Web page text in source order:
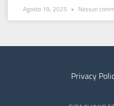
Agosto 19, 2025 Nessun
Privacy